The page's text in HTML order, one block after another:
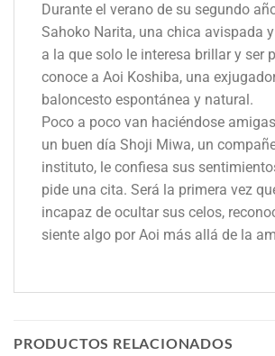
Durante el verano de su segundo
Sahoko Narita, una chica avispada
a la que solo le interesa brillar y ser
conoce a Aoi Koshiba, una
baloncesto espontánea y natural.
Poco a poco van haciéndose
un buen día Shoji Miwa, un
instituto, le confiesa sus
pide una cita. Será la primera vez
incapaz de ocultar sus celos,
siente algo por Aoi más allá de la
PRODUCTOS RELACIONADOS